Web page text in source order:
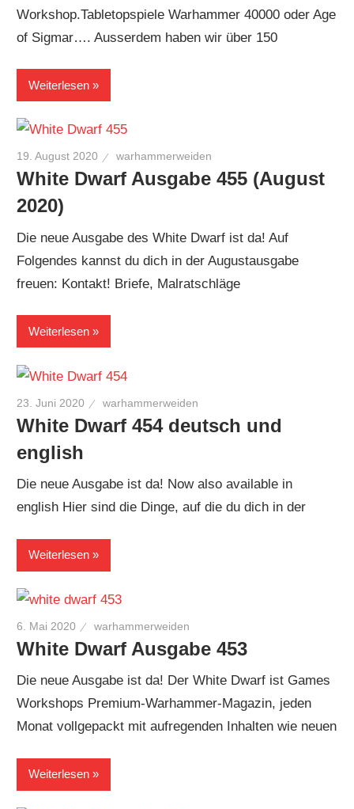
Workshop.Tabletopspiele Warhammer 40000 oder Age
of Sigmar…. Ausserdem haben wir über 150
Weiterlesen
19. August 2020 warhammerweiden
White Dwarf Ausgabe 455 (August
2020)
Die neue Ausgabe des White Dwarf ist da! Auf
Folgendes kannst du dich in der Augustausgabe
freuen: Kontakt! Briefe, Malratschläge
Weiterlesen
23. Juni 2020 warhammerweiden
White Dwarf 454 deutsch und
english
Die neue Ausgabe ist da! Now also available in
english Hier sind die Dinge, auf die du dich in der
Weiterlesen
6. Mai 2020 warhammerweiden
White Dwarf Ausgabe 453
Die neue Ausgabe ist da! Der White Dwarf ist Games
Workshops Premium-Warhammer-Magazin, jeden
Monat vollgepackt mit aufregenden Inhalten wie neuen
Weiterlesen